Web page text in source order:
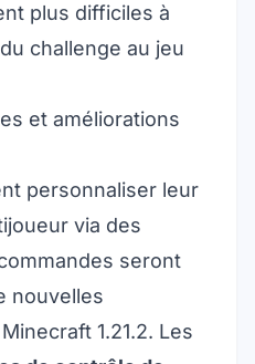
plus difficiles à
challenge au jeu
et améliorations
personnaliser leur
via des
seront
nouvelles
1.21.2. Les